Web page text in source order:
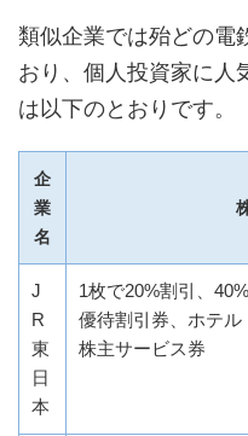
類似企業では殆どの電
おり、個人投資家に人
は以下のとおりです。
企
業
名
J
R
東
日
本
1枚で20%割引、
優待割引券、ホテ
株主サービス券